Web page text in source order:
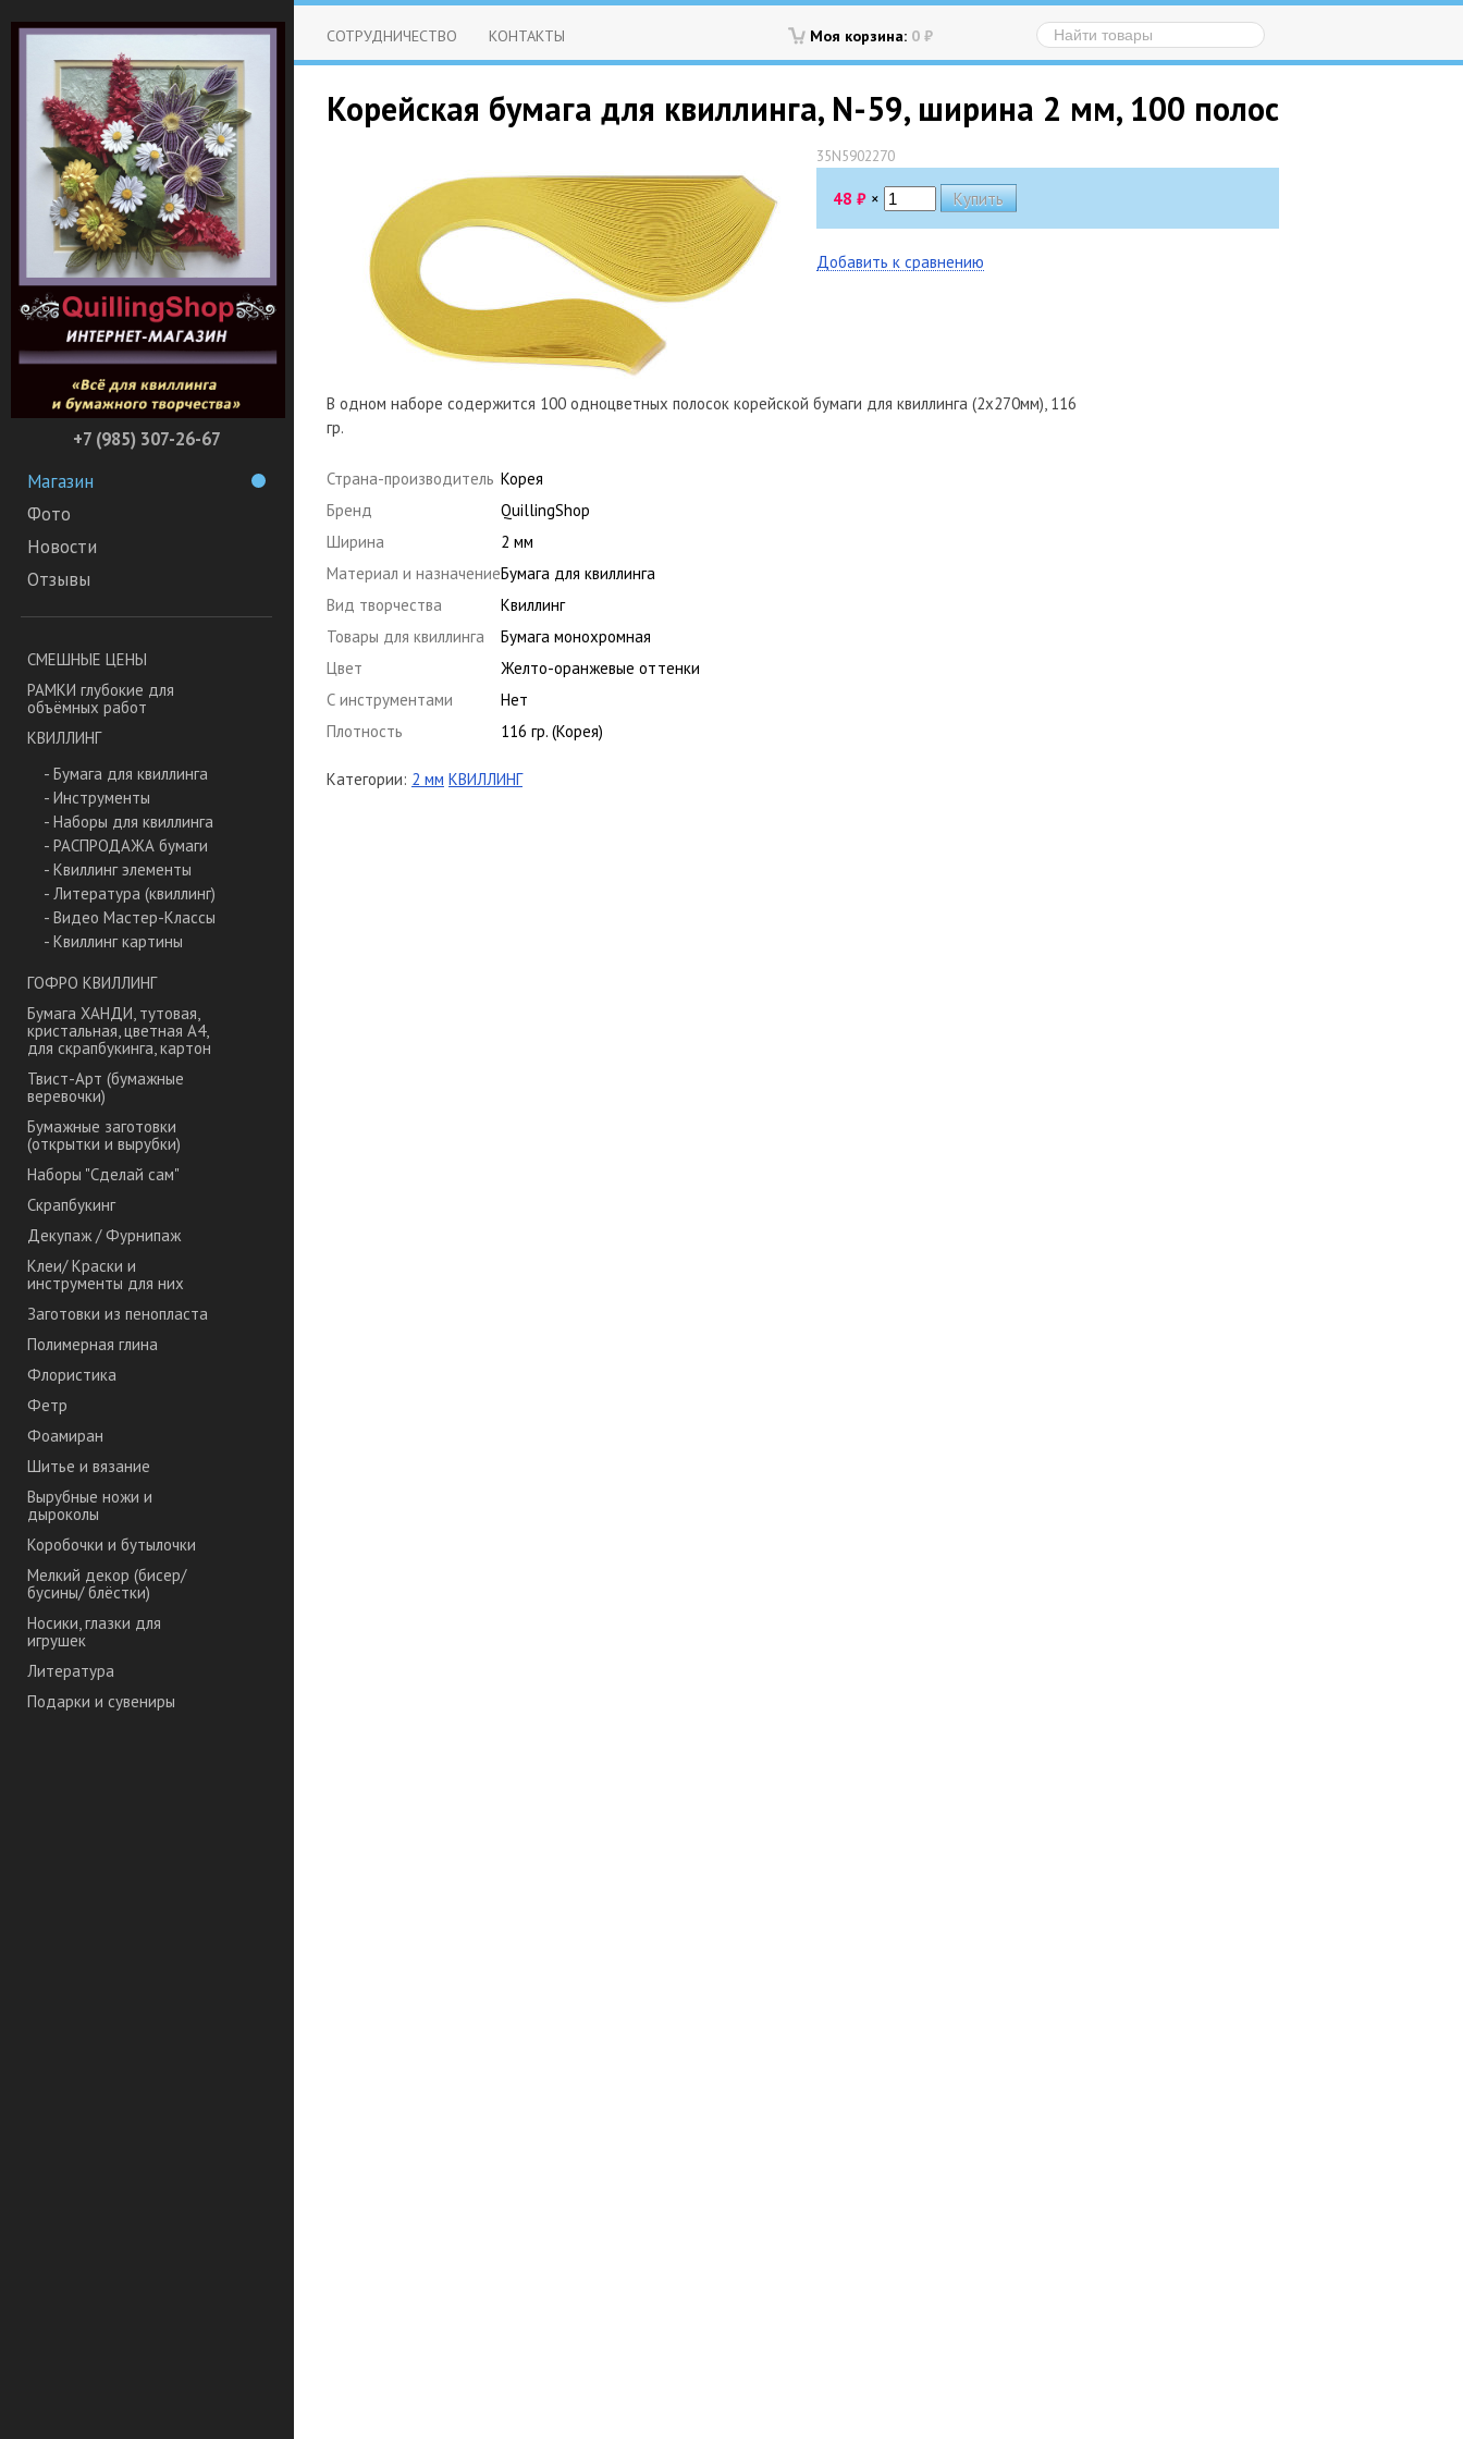
+7 (985) 307-26-67
Магазин
Фото
Новости
Отзывы
СМЕШНЫЕ ЦЕНЫ
РАМКИ глубокие для
объёмных работ
КВИЛЛИНГ
- Бумага для квиллинга
- Инструменты
- Наборы для квиллинга
- РАСПРОДАЖА бумаги
- Квиллинг элементы
- Литература (квиллинг)
- Видео Мастер-Классы
- Квиллинг картины
ГОФРО КВИЛЛИНГ
Бумага ХАНДИ, тутовая,
кристальная, цветная А4,
для скрапбукинга, картон
Твист-Арт (бумажные
веревочки)
Бумажные заготовки
(открытки и вырубки)
Наборы "Сделай сам"
Скрапбукинг
Декупаж / Фурнипаж
Клеи/ Краски и
инструменты для них
Заготовки из пенопласта
Полимерная глина
Флористика
Фетр
Фоамиран
Шитье и вязание
Вырубные ножи и
дыроколы
Коробочки и бутылочки
Мелкий декор (бисер/
бусины/ блёстки)
Носики, глазки для
игрушек
Литература
Подарки и сувениры
Моя корзина: 0 ₽
СОТРУДНИЧЕСТВО КОНТАКТЫ
Корейская бумага для квиллинга, N-59, ширина 2 мм, 100 полос
35N5902270
48 ₽ ×
Добавить к сравнению
В одном наборе содержится 100 одноцветных полосок корейской бумаги для квиллинга (2х270мм), 116
гр.
Страна-производитель Корея
Бренд
QuillingShop
Ширина
2 мм
Материал и назначениеБумага для квиллинга
Вид творчества
Квиллинг
Товары для квиллинга
Бумага монохромная
Цвет
Желто-оранжевые оттенки
С инструментами
Нет
Плотность
116 гр. (Корея)
Категории: 2 мм КВИЛЛИНГ